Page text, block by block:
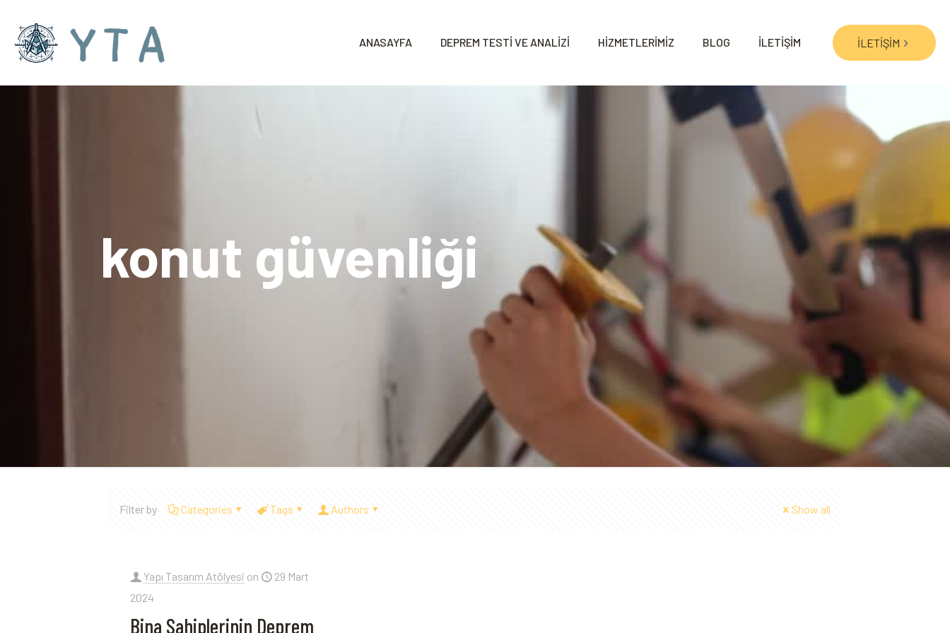
ANASAYFA DEPREM TESTİ VE ANALİZİ HİZMETLERİMİZ BLOG İLETİŞİM İLETİŞİM
konut güvenliği
Filter by Categories Tags Authors Show all
Yapı Tasarım Atölyesi on
29 Mart
2024
Bina Sahiplerinin Deprem